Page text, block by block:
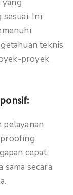
Ini
teknis
proyek
cepat
secara